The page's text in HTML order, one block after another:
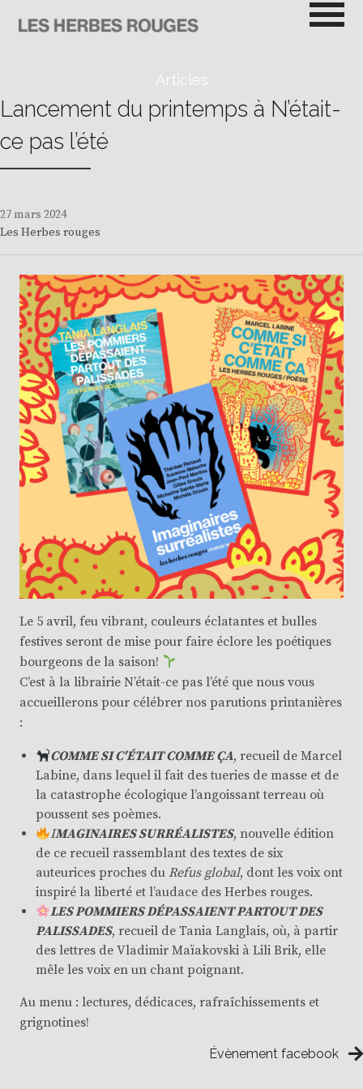
contenu
Articles
Lancement du printemps à N’était-
ce pas l’été
27 mars 2024
Les Herbes rouges
Le 5 avril, feu vibrant, couleurs éclatantes et bulles
festives seront de mise pour faire éclore les poétiques
bourgeons de la saison!
C’est à la librairie N’était-ce pas l’été que nous vous
accueillerons pour célébrer nos parutions printanières
:
COMME SI C'ÉTAIT COMME ÇA, recueil de Marcel
Labine, dans lequel il fait des tueries de masse et de
la catastrophe écologique l’angoissant terreau où
poussent ses poèmes.
IMAGINAIRES SURRÉALISTES, nouvelle édition
de ce recueil rassemblant des textes de six
auteurices proches du Refus global, dont les voix ont
inspiré la liberté et l’audace des Herbes rouges.
LES POMMIERS DÉPASSAIENT PARTOUT DES
PALISSADES, recueil de Tania Langlais, où, à partir
des lettres de Vladimir Maïakovski à Lili Brik, elle
mêle les voix en un chant poignant.
Au menu : lectures, dédicaces, rafraîchissements et
grignotines!
Évènement facebook